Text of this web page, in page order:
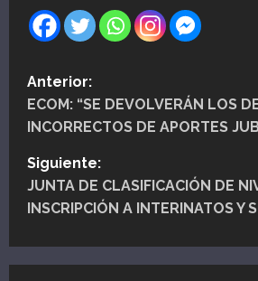
N
a
v
e
a
Anterior:
ECOM: “SE DEVOLVERÁN LOS
INCORRECTOS DE APORTES
Siguiente:
JUNTA DE CLASIFICACIÓN DE
INSCRIPCIÓN A INTERINATOS Y